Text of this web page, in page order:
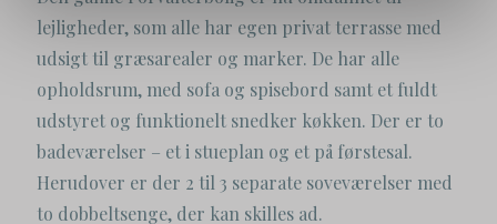
lejligheder, som alle har egen privat terrasse med
udsigt til græsarealer og marker. De har alle
opholdsrum, med sofa og spisebord samt et fuldt
udstyret og funktionelt snedker køkken. Der er to
badeværelser – et i stueplan og et på førstesal.
Herudover er der 2 til 3 separate soveværelser med
to dobbeltsenge, der kan skilles ad.